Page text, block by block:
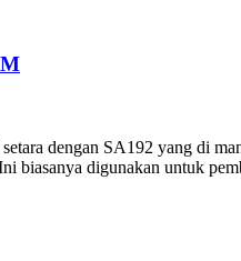
dengan SA192 yang di
biasanya digunakan untuk